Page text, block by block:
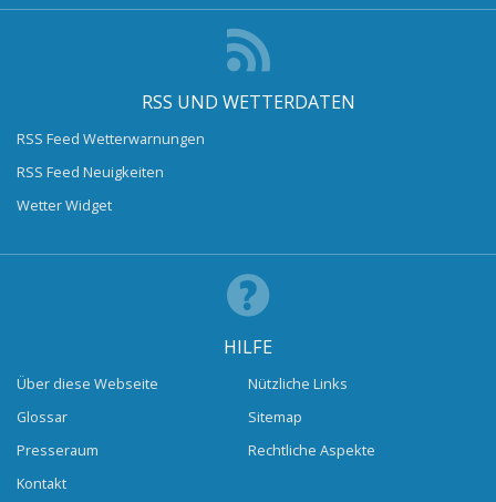
RSS UND WETTERDATEN
RSS Feed Wetterwarnungen
RSS Feed Neuigkeiten
Wetter Widget
HILFE
Über diese Webseite
Glossar
Presseraum
Kontakt
Nützliche Links
Sitemap
Rechtliche Aspekte